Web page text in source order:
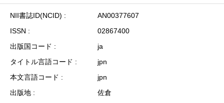
NII書誌ID(NCID)
AN00377607
ISSN
02867400
出版国コード
ja
タイトル言語コード
jpn
本文言語コード
jpn
出版地
佐倉